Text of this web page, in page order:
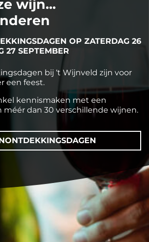
wijn...
OP ZATERDAG 26
27 SEPTEMBER
bij ‘t Wijnveld zijn voor
een feest.
kennismaken met een
méér dan 30 verschillende wijnen.